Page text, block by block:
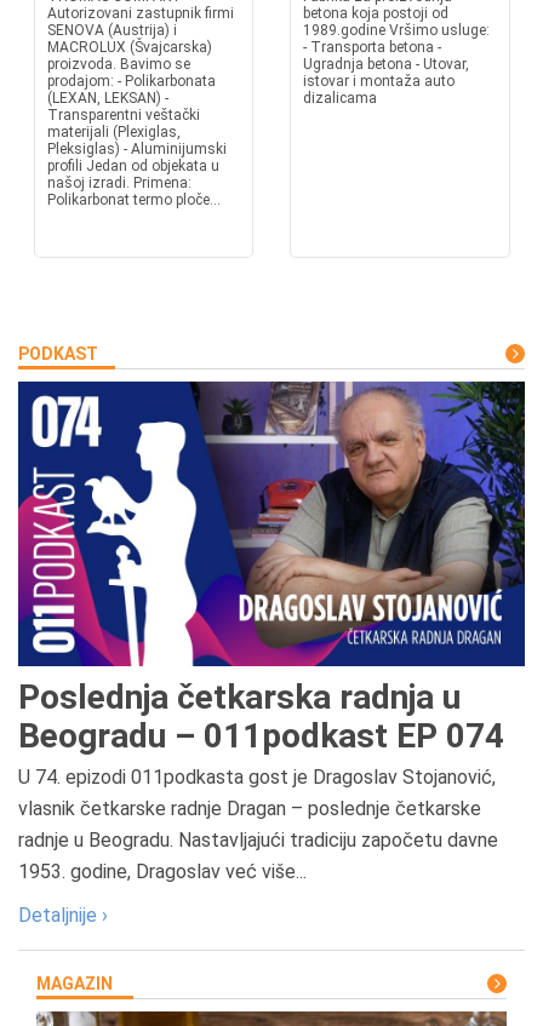
Autorizovani zastupnik firmi
SENOVA (Austrija) i
MACROLUX (Švajcarska)
proizvoda. Bavimo se
prodajom: - Polikarbonata
(LEXAN, LEKSAN) -
Transparentni veštački
materijali (Plexiglas,
Pleksiglas) - Aluminijumski
profili Jedan od objekata u
našoj izradi. Primena:
Polikarbonat termo ploče...
betona koja postoji od
1989.godine Vršimo usluge:
- Transporta betona -
Ugradnja betona - Utovar,
istovar i montaža auto
dizalicama
PODKAST
Poslednja četkarska radnja u
Beogradu – 011podkast EP 074
U 74. epizodi 011podkasta gost je Dragoslav Stojanović,
vlasnik četkarske radnje Dragan – poslednje četkarske
radnje u Beogradu. Nastavljajući tradiciju započetu davne
1953. godine, Dragoslav već više...
Detaljnije ›
MAGAZIN